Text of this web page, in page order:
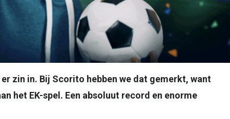
zin in. Bij Scorito hebben we dat gemerkt, want
het EK-spel. Een absoluut record en enorme